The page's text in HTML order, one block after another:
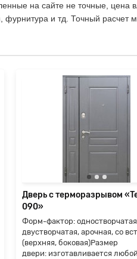
на сайте не точные, цена
фурнитура и тд. Точный расчет
Дверь с терморазрывом
090»
Форм-фактор:
двустворчатая, арочная, со
(верхняя, боковая)Размер
двери: изготавливается